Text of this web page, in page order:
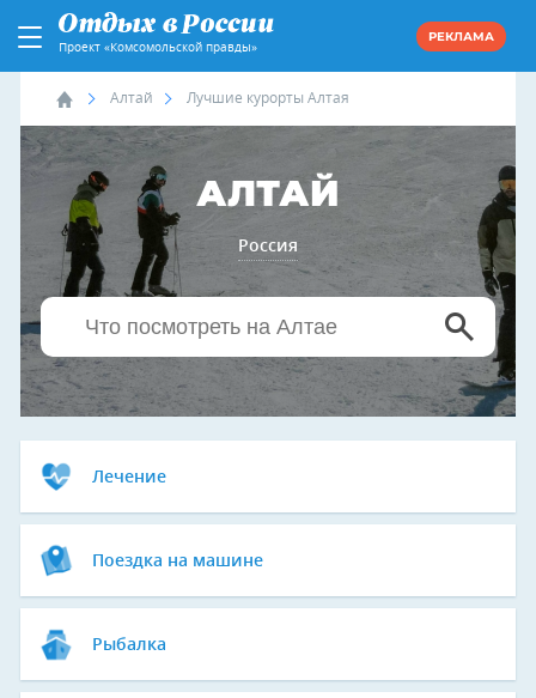
Проект «Комсомольской правды»
РЕКЛАМА
Алтай Лучшие курорты Алтая
АЛТАЙ
Россия
Лечение
Поездка на машине
Рыбалка